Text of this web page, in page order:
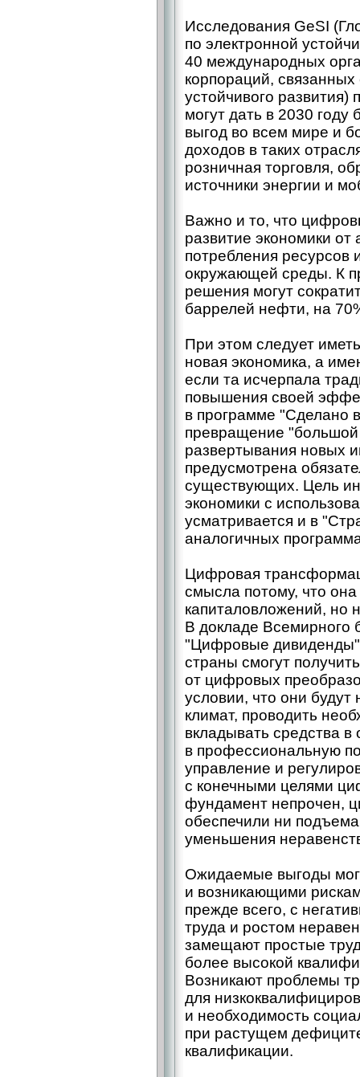
Исследования GeSI
по электронной
40 международных
корпораций,
устойчивого
могут дать в 2030 году
выгод во всем мире и
доходов в таких
розничная торговля,
источники энергии и
Важно и то, что
развитие экономики от
потребления ресурсов
окружающей среды. К
решения могут
баррелей нефти, на
При этом следует
новая экономика, а
если та исчерпала
повышения своей
в программе "Сделано
превращение
развертывания новых
предусмотрена
существующих. Цель
экономики с
усматривается и в
аналогичных
Цифровая
смысла потому, что
капиталовложений, но
В докладе Всемирного
"Цифровые дивиденды"
страны смогут
от цифровых
условии, что они
климат, проводить
вкладывать средства
в профессиональную
управление и
с конечными целями
фундамент непрочен,
обеспечили ни
уменьшения
Ожидаемые выгоды
и возникающими
прежде всего, с
труда и ростом
замещают простые
более высокой
Возникают проблемы
для
и необходимость
при растущем
квалификации.